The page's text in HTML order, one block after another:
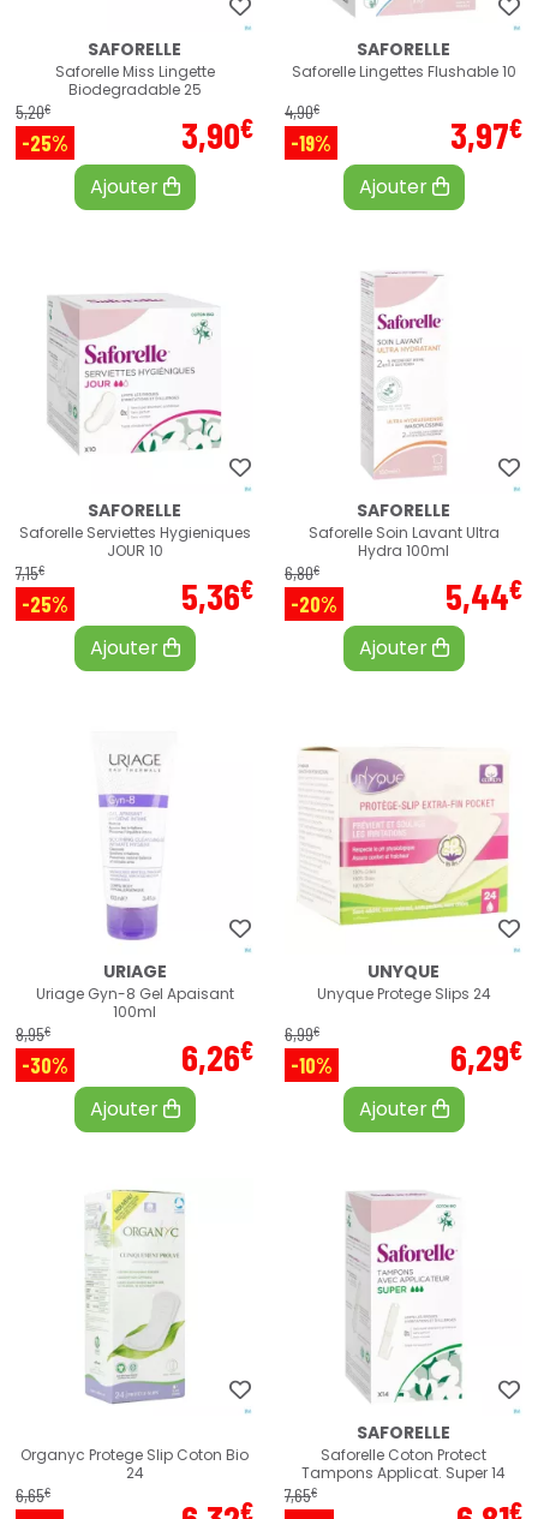
SAFORELLE
Saforelle Miss Lingette
Biodegradable 25
5,20€
-25% 3,90€
Ajouter
SAFORELLE
Saforelle Lingettes Flushable 10
4,90€
-19% 3,97€
Ajouter
SAFORELLE
Saforelle Serviettes Hygieniques
JOUR 10
7,15€
-25% 5,36€
Ajouter
SAFORELLE
Saforelle Soin Lavant Ultra
Hydra 100ml
6,80€
-20% 5,44€
Ajouter
URIAGE
Uriage Gyn-8 Gel Apaisant
100ml
8,95€
-30% 6,26€
Ajouter
UNYQUE
Unyque Protege Slips 24
6,99€
-10% 6,29€
Ajouter
Organyc Protege Slip Coton Bio
24
6,65€
€
SAFORELLE
Saforelle Coton Protect
Tampons Applicat. Super 14
7,65€
€